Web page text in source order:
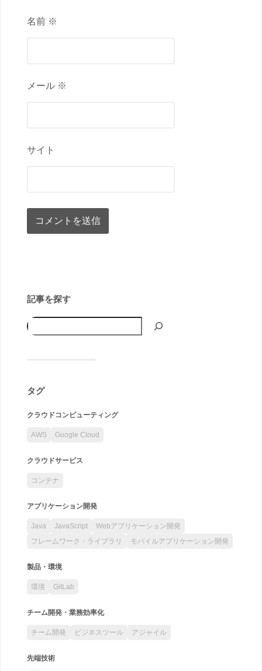
名前 ※
メール ※
サイト
記事を探す
タグ
クラウドコンピューティング
AWS Google Cloud
クラウドサービス
コンテナ
アプリケーション開発
Java JavaScript
Webアプリケーション開発
フレームワーク・ライブラリ
モバイルアプリケーション開発
製品・環境
環境 GitLab
チーム開発・業務効率化
チーム開発 ビジネスツール アジャイル
先端技術